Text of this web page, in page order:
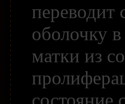
переводит
оболочку
матки из
состояние